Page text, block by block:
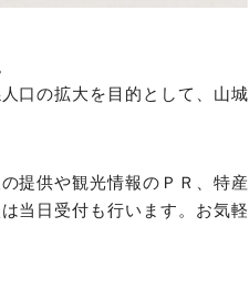
口の拡大を目的として、山城
提供や観光情報のＰＲ、特産
当日受付も行います。お気軽